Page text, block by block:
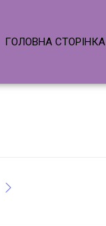
ГОЛОВНА СТОРІНКА